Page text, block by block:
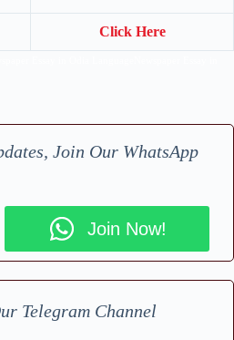
Click Here
Join Our WhatsApp
Join Now!
Telegram Channel